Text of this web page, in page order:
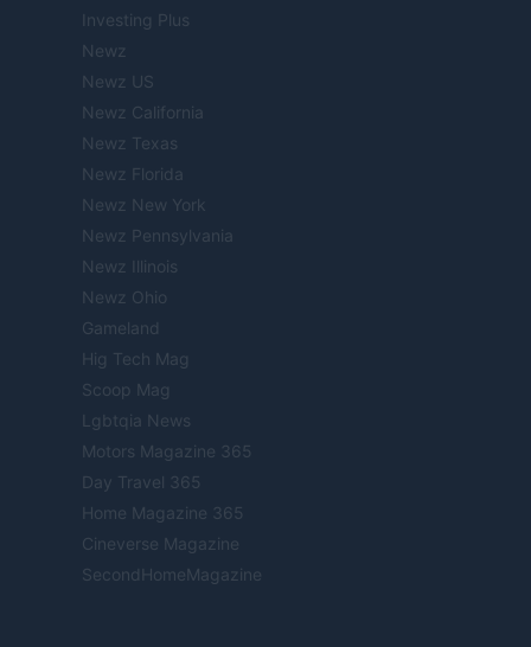
Investing Plus
Newz
Newz US
Newz California
Newz Texas
Newz Florida
Newz New York
Newz Pennsylvania
Newz Illinois
Newz Ohio
Gameland
Hig Tech Mag
Scoop Mag
Lgbtqia News
Motors Magazine 365
Day Travel 365
Home Magazine 365
Cineverse Magazine
SecondHomeMagazine